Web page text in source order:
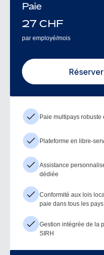
Paie
27 CHF
par employé/mois
Paie multipays robuste
Plateforme en libre-
Assistance
dédiée
Conformité aux lois
paie dans tous les pays
Gestion intégrée de la
SIRH